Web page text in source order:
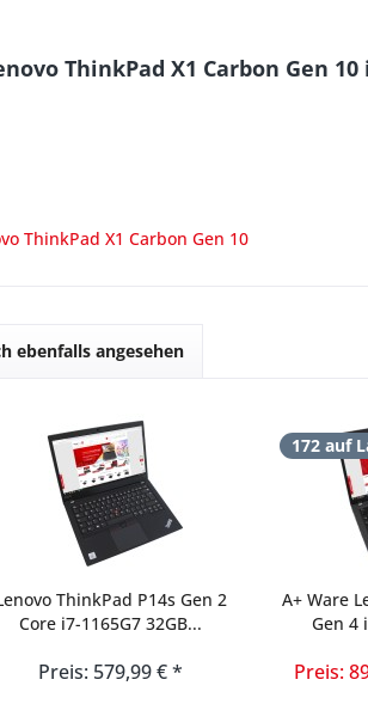
ThinkPad X1 Carbon Gen 10
ThinkPad X1 Carbon Gen 10
ebenfalls angesehen
ThinkPad P14s Gen 2
Core i7-1165G7 32GB...
Preis: 579,99 € *
172 auf
A+ Ware
Gen 4
Preis: